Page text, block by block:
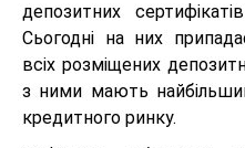
депозитних
Сьогодні на них
всіх розміщених
з ними мають
кредитного ринку.